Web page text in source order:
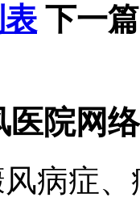
下一
院网
风病症